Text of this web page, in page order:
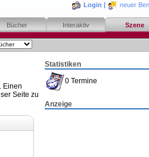
Login | neuer
Bücher Interaktiv Szene
Statistiken
0 Termine
Anzeige
Einen
Seite zu